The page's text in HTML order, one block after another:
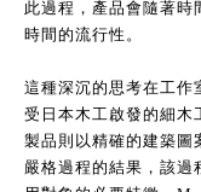
此過程，產品會隨著時
時間的流行性。
這種深沉的思考在工
受日本木工啟發的細木
製品則以精確的建築圖
嚴格過程的結果，該過